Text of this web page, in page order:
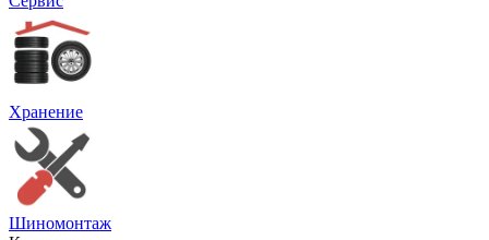
Хранение
Шиномонтаж